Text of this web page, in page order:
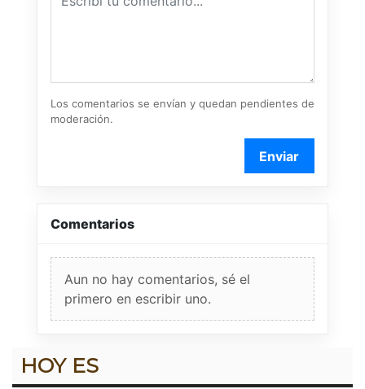
Los comentarios se envían y quedan pendientes de
moderación.
Enviar
Comentarios
Aun no hay comentarios, sé el
primero en escribir uno.
HOY ES